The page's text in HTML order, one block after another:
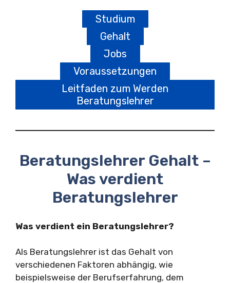
Studium
Gehalt
Jobs
Voraussetzungen
Leitfaden zum Werden
Beratungslehrer
Beratungslehrer Gehalt –
Was verdient
Beratungslehrer
Was verdient ein Beratungslehrer?
Als Beratungslehrer ist das Gehalt von
verschiedenen Faktoren abhängig, wie
beispielsweise der Berufserfahrung, dem